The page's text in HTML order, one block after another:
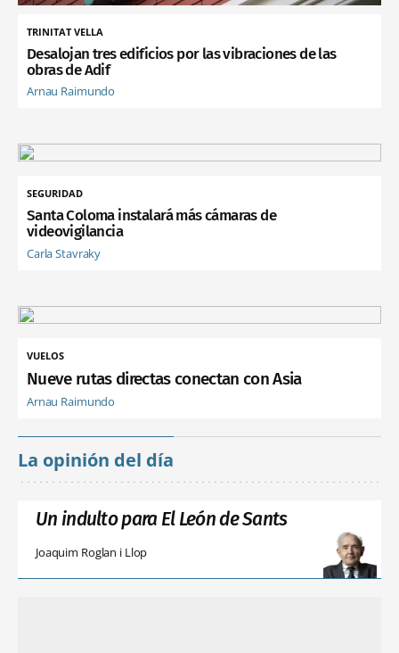
TRINITAT VELLA
Desalojan tres edificios por las vibraciones de las
obras de Adif
Arnau Raimundo
SEGURIDAD
Santa Coloma instalará más cámaras de
videovigilancia
Carla Stavraky
VUELOS
Nueve rutas directas conectan con Asia
Arnau Raimundo
La opinión del día
Un indulto para El León de Sants
Joaquim Roglan i Llop